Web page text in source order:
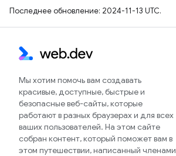
Последнее обновление: 2024-11-13 UTC.
Мы хотим помочь вам создавать
красивые, доступные, быстрые и
безопасные веб-сайты, которые
работают в разных браузерах и для всех
ваших пользователей. На этом сайте
собран контент, который поможет вам в
этом путешествии, написанный членами